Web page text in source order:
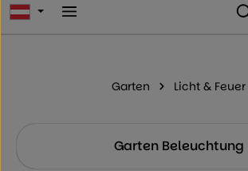
Garten Licht & Feuer
Kategoriegalerie überspringen
Garten Beleuchtung